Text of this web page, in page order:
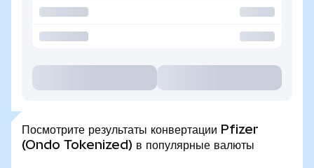
Посмотрите результаты конвертации Pfizer
(Ondo Tokenized) в популярные валюты